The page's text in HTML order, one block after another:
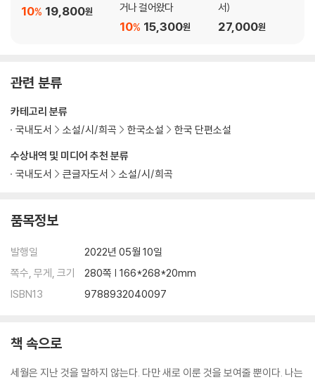
19,800원
10%
거나 걸어왔다
15,300원
10%
서)
27,000원
관련 분류
수상내역 및 미디어 추천 분류
국내도서
큰글자도서 소설/시/희곡
카테고리 분류
국내도서
소설/시/희곡 한국소설 한국 단편소설
품목정보
발행일
2022년 05월 10일
쪽수, 무게, 크기
280쪽 | 166*268*20mm
ISBN13
9788932040097
책 속으로
세월은 지난 것을 말하지 않는다. 다만 새로 이룬 것을 보여줄 뿐이다. 나는